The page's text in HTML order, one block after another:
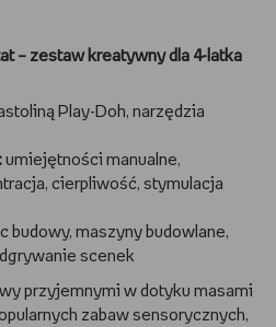
– zestaw kreatywny dla 4-latka
Play-Doh, narzędzia
umiejętności manualne,
cierpliwość, stymulacja
budowy, maszyny budowlane,
scenek
przyjemnymi w dotyku masami
zabaw sensorycznych,